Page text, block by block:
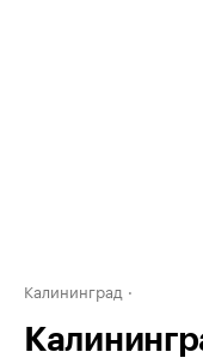
Калининград